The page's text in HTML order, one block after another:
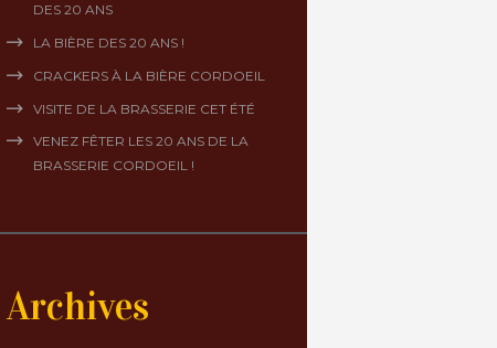
DES 20 ANS
LA BIÈRE DES 20 ANS !
CRACKERS À LA BIÈRE CORDOEIL
VISITE DE LA BRASSERIE CET ÉTÉ
VENEZ FÊTER LES 20 ANS DE LA
BRASSERIE CORDOEIL !
Archives